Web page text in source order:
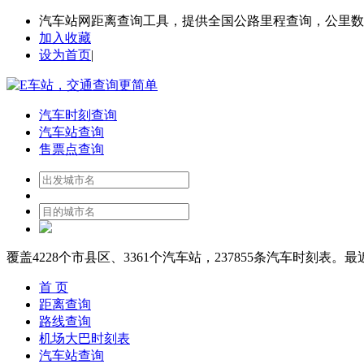
汽车站网距离查询工具，提供全国公路里程查询，公里数
加入收藏
设为首页|
汽车时刻查询
汽车站查询
售票点查询
覆盖4228个市县区、 3361个汽车站， 237855条汽车时刻表。最
首 页
距离查询
路线查询
机场大巴时刻表
汽车站查询